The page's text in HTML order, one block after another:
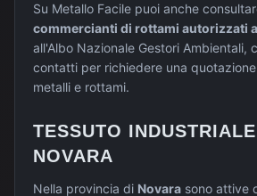
Su Metallo Facile puoi anche
commercianti di rottami autorizzati a
all'Albo Nazionale Gestori Ambientali,
contatti per richiedere una
metalli e rottami.
TESSUTO
NOVARA
Nella provincia di Novara sono attive